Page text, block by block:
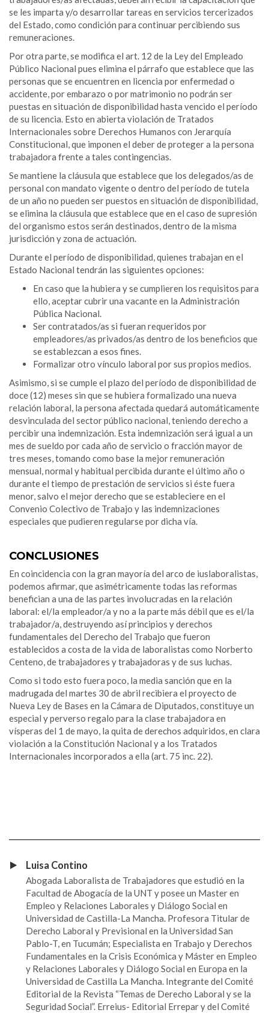
se les imparta y/o desarrollar tareas en servicios tercerizados
del Estado, como condición para continuar percibiendo sus
remuneraciones.
Por otra parte, se modifica el art. 12 de la Ley del Empleado
Público Nacional pues elimina el párrafo que establece que las
personas que se encuentren en licencia por enfermedad o
accidente, por embarazo o por matrimonio no podrán ser
puestas en situación de disponibilidad hasta vencido el período
de su licencia. Esto en abierta violación de Tratados
Internacionales sobre Derechos Humanos con Jerarquía
Constitucional, que imponen el deber de proteger a la persona
trabajadora frente a tales contingencias.
Se mantiene la cláusula que establece que los delegados/as de
personal con mandato vigente o dentro del período de tutela
de un año no pueden ser puestos en situación de disponibilidad,
se elimina la cláusula que establece que en el caso de supresión
del organismo estos serán destinados, dentro de la misma
jurisdicción y zona de actuación.
Durante el período de disponibilidad, quienes trabajan en el
Estado Nacional tendrán las siguientes opciones:
En caso que la hubiera y se cumplieren los requisitos para
ello, aceptar cubrir una vacante en la Administración
Pública Nacional.
Ser contratados/as si fueran requeridos por
empleadores/as privados/as dentro de los beneficios que
se establezcan a esos fines.
Formalizar otro vínculo laboral por sus propios medios.
Asimismo, si se cumple el plazo del período de disponibilidad de
doce (12) meses sin que se hubiera formalizado una nueva
relación laboral, la persona afectada quedará automáticamente
desvinculada del sector público nacional, teniendo derecho a
percibir una indemnización. Esta indemnización será igual a un
mes de sueldo por cada año de servicio o fracción mayor de
tres meses, tomando como base la mejor remuneración
mensual, normal y habitual percibida durante el último año o
durante el tiempo de prestación de servicios si éste fuera
menor, salvo el mejor derecho que se estableciere en el
Convenio Colectivo de Trabajo y las indemnizaciones
especiales que pudieren regularse por dicha vía.
CONCLUSIONES
En coincidencia con la gran mayoría del arco de iuslaboralistas,
podemos afirmar, que asimétricamente todas las reformas
benefician a una de las partes involucradas en la relación
laboral: el/la empleador/a y no a la parte más débil que es el/la
trabajador/a, destruyendo así principios y derechos
fundamentales del Derecho del Trabajo que fueron
establecidos a costa de la vida de laboralistas como Norberto
Centeno, de trabajadores y trabajadoras y de sus luchas.
Como si todo esto fuera poco, la media sanción que en la
madrugada del martes 30 de abril recibiera el proyecto de
Nueva Ley de Bases en la Cámara de Diputados, constituye un
especial y perverso regalo para la clase trabajadora en
vísperas del 1 de mayo, la quita de derechos adquiridos, en clara
violación a la Constitución Nacional y a los Tratados
Internacionales incorporados a ella (art. 75 inc. 22).
Luisa Contino
Abogada Laboralista de Trabajadores que estudió en la
Facultad de Abogacía de la UNT y posee un Master en
Empleo y Relaciones Laborales y Diálogo Social en
Universidad de Castilla-La Mancha. Profesora Titular de
Derecho Laboral y Previsional en la Universidad San
Pablo-T, en Tucumán; Especialista en Trabajo y Derechos
Fundamentales en la Crisis Económica y Máster en Empleo
y Relaciones Laborales y Diálogo Social en Europa en la
Universidad de Castilla La Mancha. Integrante del Comité
Editorial de la Revista “Temas de Derecho Laboral y se la
Seguridad Social”. Erreius- Editorial Errepar y del Comité